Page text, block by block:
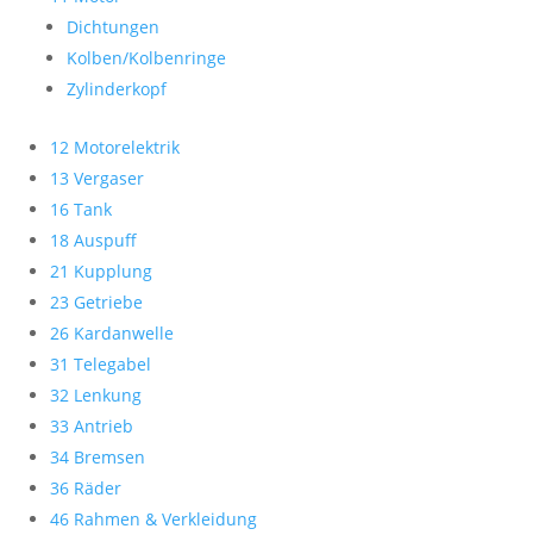
Dichtungen
Kolben/Kolbenringe
Zylinderkopf
12 Motorelektrik
13 Vergaser
16 Tank
18 Auspuff
21 Kupplung
23 Getriebe
26 Kardanwelle
31 Telegabel
32 Lenkung
33 Antrieb
34 Bremsen
36 Räder
46 Rahmen & Verkleidung